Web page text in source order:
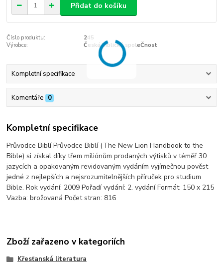
Přidat do košíku
Číslo produktu:
245
Výrobce:
Česká biblická spoleČnost
Kompletní specifikace
Komentáře 0
Kompletní specifikace
Průvodce Biblí Průvodce Biblí (The New Lion Handbook to the
Bible) si získal díky třem miliónům prodaných výtisků v téměř 30
jazycích a opakovaným revidovaným vydáním vyjímečnou pověst
jedné z nejlepších a nejsrozumitelnějších příruček pro studium
Bible. Rok vydání: 2009 Pořadí vydání: 2. vydání Formát: 150 x 215
Vazba: brožovaná Počet stran: 816
Zboží zařazeno v kategoriích
Křesťanská literatura